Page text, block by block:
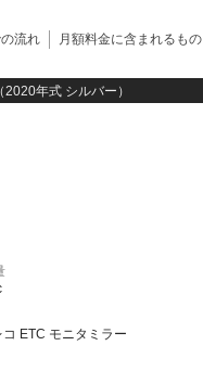
流れ 月額料金に含まれるもの
年式 シルバー）
ETC モニタミラー